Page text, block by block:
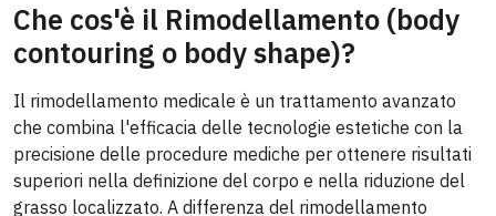
Che cos'è il Rimodellamento (body
contouring o body shape)?
Il rimodellamento medicale è un trattamento avanzato
che combina l'efficacia delle tecnologie estetiche con la
precisione delle procedure mediche per ottenere risultati
superiori nella definizione del corpo e nella riduzione del
grasso localizzato. A differenza del rimodellamento